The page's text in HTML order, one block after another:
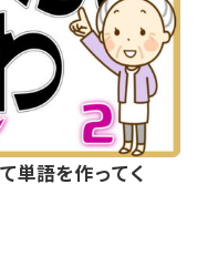
単語を作ってく